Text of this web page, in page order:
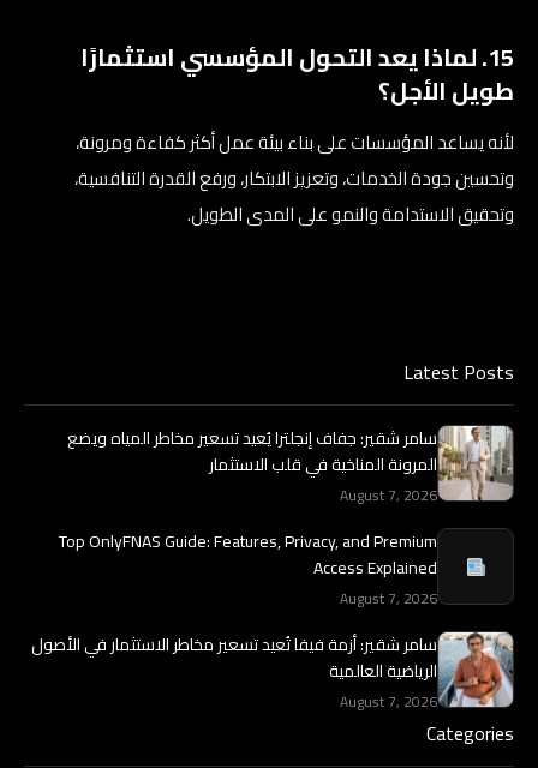
15. لماذا يعد التحول المؤسسي استثمارًا
طويل الأجل؟
لأنه يساعد المؤسسات على بناء بيئة عمل أكثر كفاءة ومرونة،
وتحسين جودة الخدمات، وتعزيز الابتكار، ورفع القدرة التنافسية،
وتحقيق الاستدامة والنمو على المدى الطويل.
Latest Posts
سامر شقير: جفاف إنجلترا يُعيد تسعير مخاطر المياه ويضع
المرونة المناخية في قلب الاستثمار
August 7, 2026
Top OnlyFNAS Guide: Features, Privacy, and Premium
Access Explained
August 7, 2026
سامر شقير: أزمة فيفا تُعيد تسعير مخاطر الاستثمار في الأصول
الرياضية العالمية
August 7, 2026
Categories